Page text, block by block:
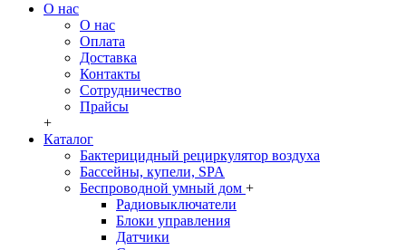
О нас
О нас
Оплата
Доставка
Контакты
Сотрудничество
Прайсы
+
Каталог
Бактерицидный рециркулятор воздуха
Бассейны, купели, SPA
Беспроводной умный дом +
Радиовыключатели
Блоки управления
Датчики